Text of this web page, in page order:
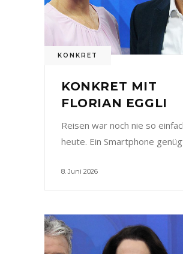
KONKRET
KONKRET MIT
FLORIAN EGGLI
Reisen war noch nie so
heute. Ein Smartphone
8. Juni 2026